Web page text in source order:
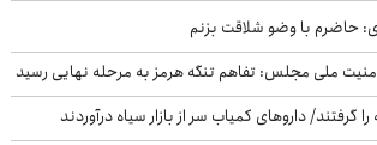
حاضرم با وضو شلاقت بزنم
ملی مجلس: تفاهم تنگه هرمز به مرحله نهایی رسید
گرفتند/ داروهای کمیاب سر از بازار سیاه درآوردند